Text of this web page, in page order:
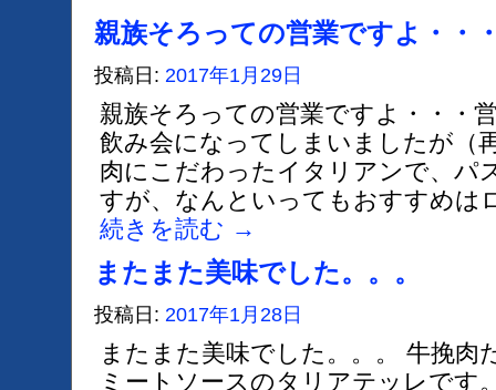
親族そろっての営業ですよ・・
投稿日: 2017年1月29日
親族そろっての営業ですよ・・・
飲み会になってしまいましたが（
肉にこだわったイタリアンで、パ
すが、なんといってもおすすめ
続きを読む →
またまた美味でした。。。
投稿日: 2017年1月28日
またまた美味でした。。。 牛挽肉
ミートソースのタリアテッレです